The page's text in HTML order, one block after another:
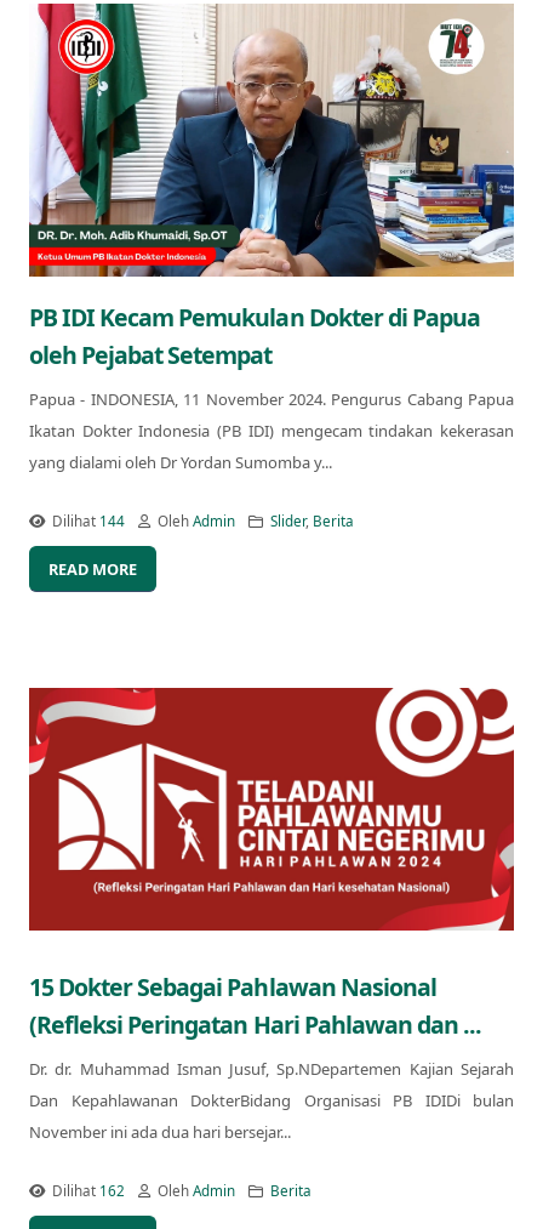
PB IDI Kecam Pemukulan Dokter di Papua
oleh Pejabat Setempat
Papua - INDONESIA, 11 November 2024. Pengurus Cabang Papua
Ikatan Dokter Indonesia (PB IDI) mengecam tindakan kekerasan
yang dialami oleh Dr Yordan Sumomba y...
Dilihat 144 OlehAdmin Slider, Berita
READ MORE
15 Dokter Sebagai Pahlawan Nasional
(Refleksi Peringatan Hari Pahlawan dan ...
Dr. dr. Muhammad Isman Jusuf, Sp.NDepartemen Kajian Sejarah
Dan Kepahlawanan DokterBidang Organisasi PB IDIDi bulan
November ini ada dua hari bersejar...
Dilihat 162 OlehAdmin Berita